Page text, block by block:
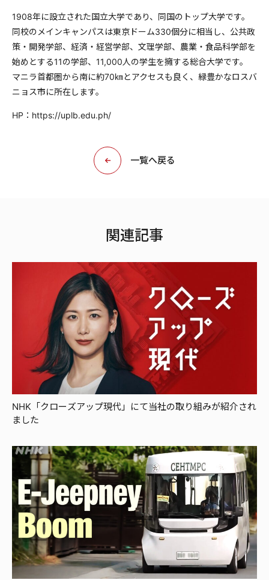
1908年に設立された国立大学であり、同国のトップ大学です。
同校のメインキャンパスは東京ドーム330個分に相当し、公共政
策・開発学部、経済・経営学部、文理学部、農業・食品科学部を
始めとする11の学部、11,000人の学生を擁する総合大学です。
マニラ首都圏から南に約70㎞とアクセスも良く、緑豊かなロスバ
ニョス市に所在します。
HP：https://uplb.edu.ph/
一覧へ戻る
関連記事
NHK「クローズアップ現代」にて当社の取り組みが紹介され
ました